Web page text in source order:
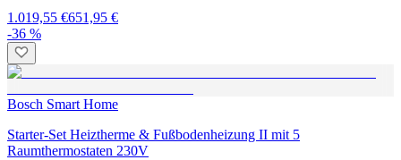
1.019,55 €651,95 €
-36 %
Bosch Smart Home
Starter-Set Heiztherme & Fußbodenheizung II mit 5
Raumthermostaten 230V